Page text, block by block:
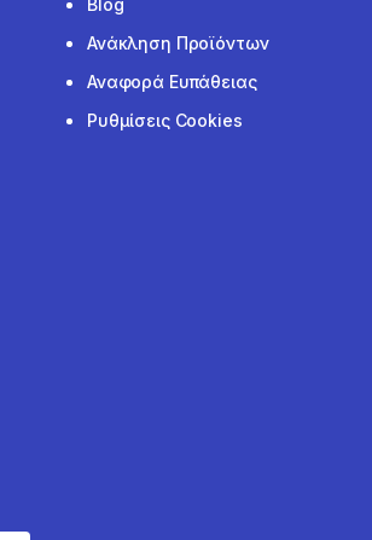
Blog
Ανάκληση Προϊόντων
Αναφορά Ευπάθειας
Ρυθμίσεις Cookies